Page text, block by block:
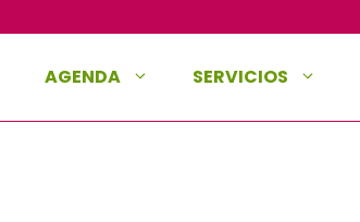
AGENDA SERVICIOS